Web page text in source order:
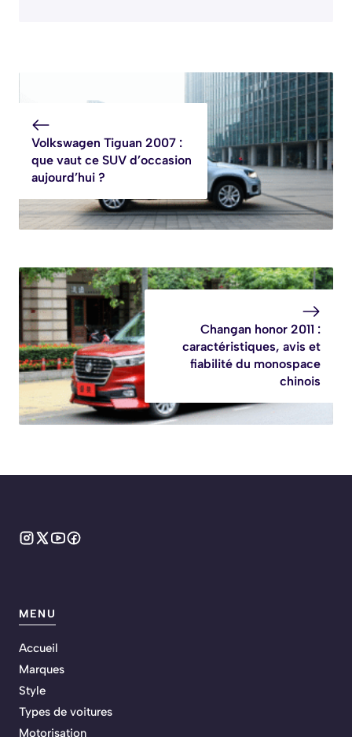
Volkswagen Tiguan 2007 :
que vaut ce SUV d’occasion
aujourd’hui ?
Changan honor 2011 :
caractéristiques, avis et
fiabilité du monospace
chinois
MENU
Accueil
Marques
Style
Types de voitures
Motorisation